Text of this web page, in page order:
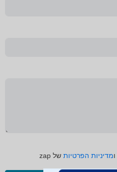
ומדיניות הפרטיות של zap